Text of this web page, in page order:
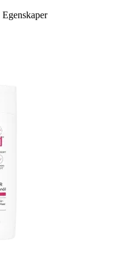
Egenskaper